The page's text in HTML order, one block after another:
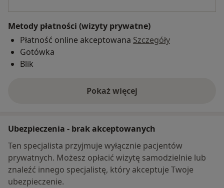
Metody płatności (wizyty prywatne)
Płatność online akceptowana Szczegóły
Gotówka
Blik
Pokaż więcej
o adresie
Ubezpieczenia - brak akceptowanych
Ten specjalista przyjmuje wyłącznie pacjentów
prywatnych. Możesz opłacić wizytę samodzielnie lub
znaleźć innego specjalistę, który akceptuje Twoje
ubezpieczenie.